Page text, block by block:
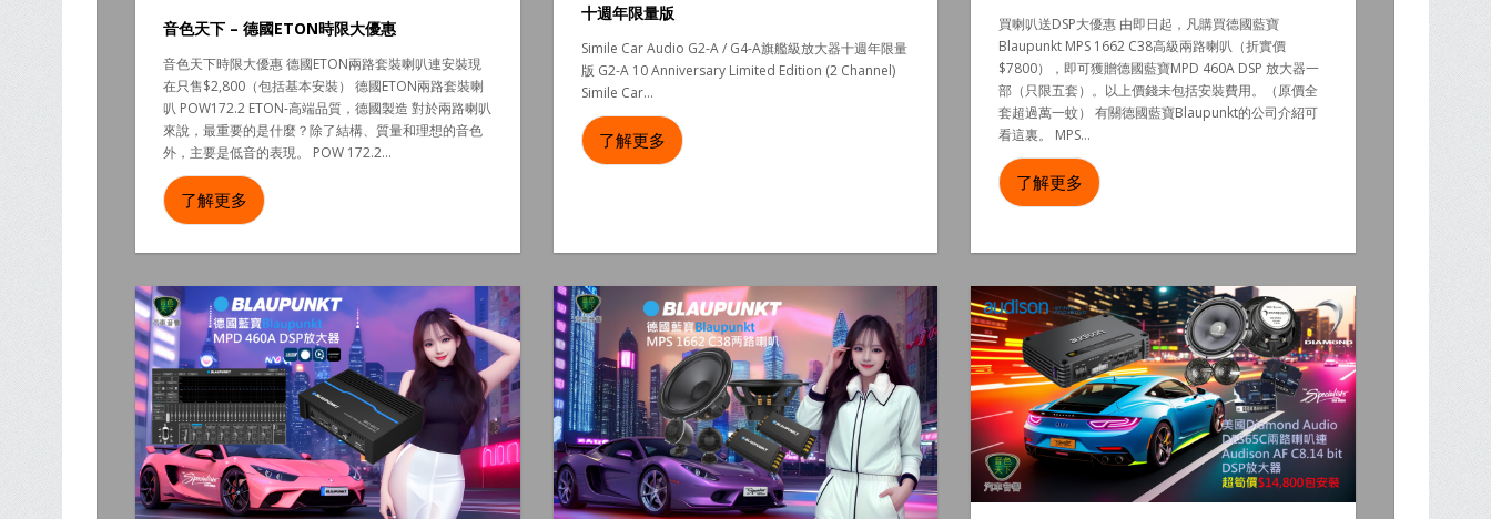
音色天下 – 德國ETON時限大優惠
音色天下時限大優惠 德國ETON兩路套裝喇叭連安裝現
在只售$2,800（包括基本安裝） 德國ETON兩路套裝喇
叭 POW172.2 ETON-高端品質，德國製造 對於兩路喇叭
來說，最重要的是什麼？除了結構、質量和理想的音色
外，主要是低音的表現。 POW 172.2...
了解更多
十週年限量版
Simile Car Audio G2-A / G4-A旗艦級放大器十週年限量
版 G2-A 10 Anniversary Limited Edition (2 Channel)
Simile Car...
了解更多
買喇叭送DSP大優惠 由即日起，凡購買德國藍寶
Blaupunkt MPS 1662 C38高級兩路喇叭（折實價
$7800），即可獲贈德國藍寶MPD 460A DSP 放大器一
部（只限五套）。以上價錢未包括安裝費用。（原價全
套超過萬一蚊） 有關德國藍寶Blaupunkt的公司介紹可
看這裏。 MPS...
了解更多